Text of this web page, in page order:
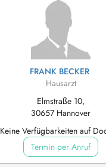
FRANK BECKER
Hausarzt
Elmstraße 10,
30657 Hannover
Keine Verfügbarkeiten auf
Termin per Anruf